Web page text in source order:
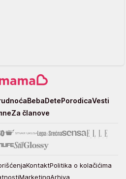
BebaDetePorodicaVesti
Za članove
KontaktPolitika o kolačićima
MarketingArhiva